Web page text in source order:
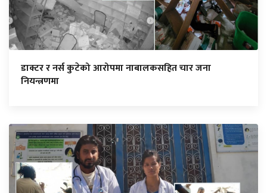
डाक्टर र नर्स कुटेको आरोपमा नाबालकसहित चार जना
नियन्त्रणमा